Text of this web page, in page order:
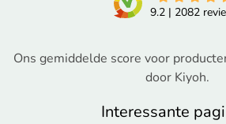
9.2| 2082
Ons gemiddelde score voor
door Kiyoh.
Interessante